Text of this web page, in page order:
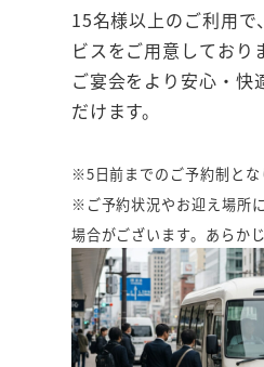
15名様以上のご利用で
ビスをご用意しており
ご宴会をより安心・快
だけます。
※5日前までのご予約制とな
※ご予約状況やお迎え場所
場合がございます。あらか